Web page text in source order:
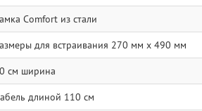
Comfort из стали
для встраивания 270 мм x 490 мм
см ширина
длиной 110 см